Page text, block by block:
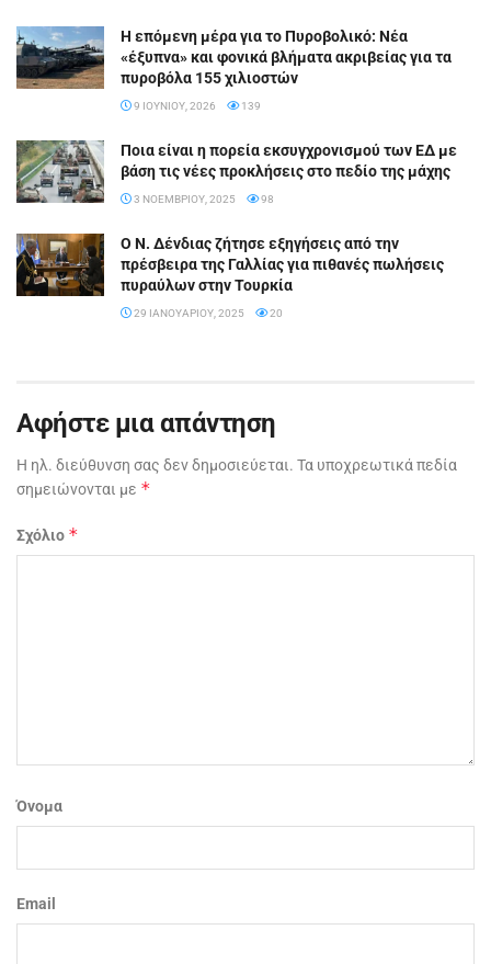
Η επόμενη μέρα για το Πυροβολικό: Νέα
«έξυπνα» και φονικά βλήματα ακριβείας για τα
πυροβόλα 155 χιλιοστών
9 ΙΟΥΝΊΟΥ, 2026 139
Ποια είναι η πορεία εκσυγχρονισμού των ΕΔ με
βάση τις νέες προκλήσεις στο πεδίο της μάχης
3 ΝΟΕΜΒΡΊΟΥ, 2025 98
Ο Ν. Δένδιας ζήτησε εξηγήσεις από την
πρέσβειρα της Γαλλίας για πιθανές πωλήσεις
πυραύλων στην Τουρκία
29 ΙΑΝΟΥΑΡΊΟΥ, 2025 20
Αφήστε μια απάντηση
Η ηλ. διεύθυνση σας δεν δημοσιεύεται. Τα υποχρεωτικά πεδία
σημειώνονται με *
Σχόλιο *
Όνομα
Email